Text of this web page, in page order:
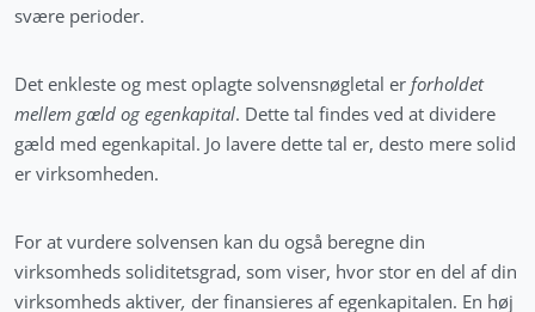
svære perioder.
Det enkleste og mest oplagte solvensnøgletal erforholdet
mellem gæld og egenkapital. Dette tal findes ved at dividere
gæld med egenkapital. Jo lavere dette tal er, desto mere solid
er virksomheden.
For at vurdere solvensen kan du også beregne din
virksomheds soliditetsgrad, som viser, hvor stor en del af din
virksomheds aktiver, der finansieres af egenkapitalen. En høj